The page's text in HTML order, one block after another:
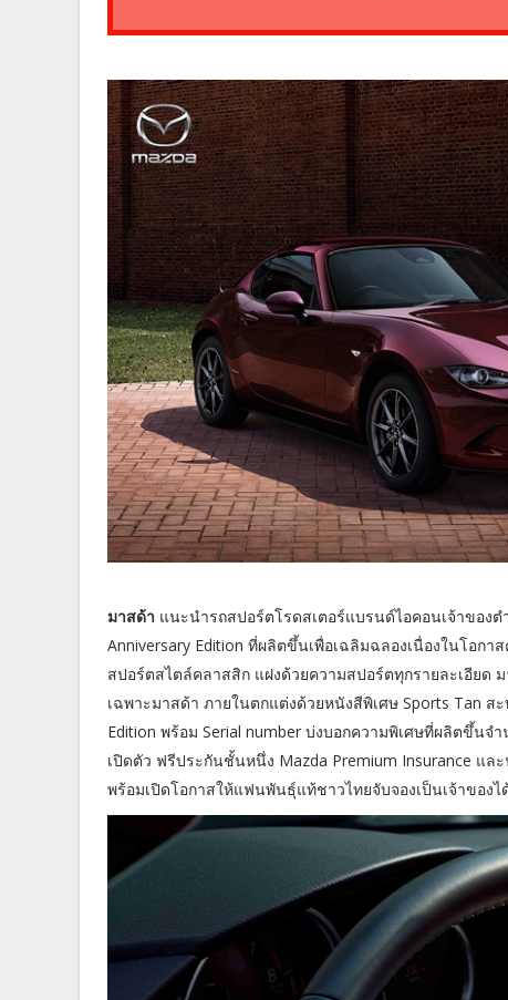
มาสด้า แนะนำรถสปอร์ตโรดสเตอร์แบรนด์ไอคอนเจ้าขอ
Anniversary Edition ที่ผลิตขึ้นเพื่อเฉลิมฉลองเนื่องในโอก
สปอร์ตสไตล์คลาสสิก แฝงด้วยความสปอร์ตทุกรายละเอียด
เฉพาะมาสด้า ภายในตกแต่งด้วยหนังสีพิเศษ Sports Tan
Edition พร้อม Serial number บ่งบอกความพิเศษที่ผลิตขึ้น
เปิดตัว ฟรีประกันชั้นหนึ่ง Mazda Premium Insurance แล
พร้อมเปิดโอกาสให้แฟนพันธุ์แท้ชาวไทยจับจองเป็นเจ้าของ